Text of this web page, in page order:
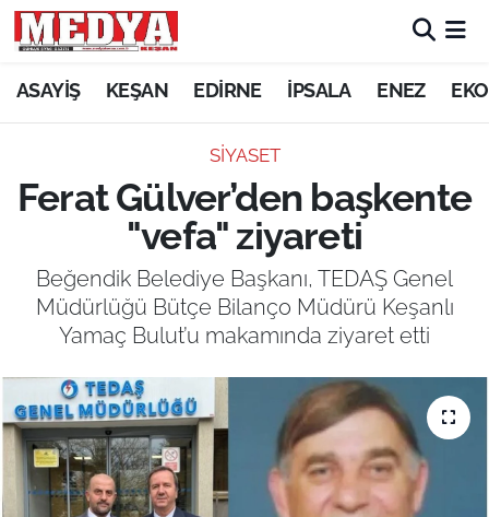
ASAYİŞ KEŞAN EDİRNE İPSALA ENEZ
SİYASET
Ferat Gülver’den başkente
"vefa" ziyareti
Beğendik Belediye Başkanı, TEDAŞ Genel
Müdürlüğü Bütçe Bilanço Müdürü Keşanlı
Yamaç Bulut’u makamında ziyaret etti
KEŞAN
ASAYİŞ
GÜNDEM
SAĞLIK
EĞİTİM